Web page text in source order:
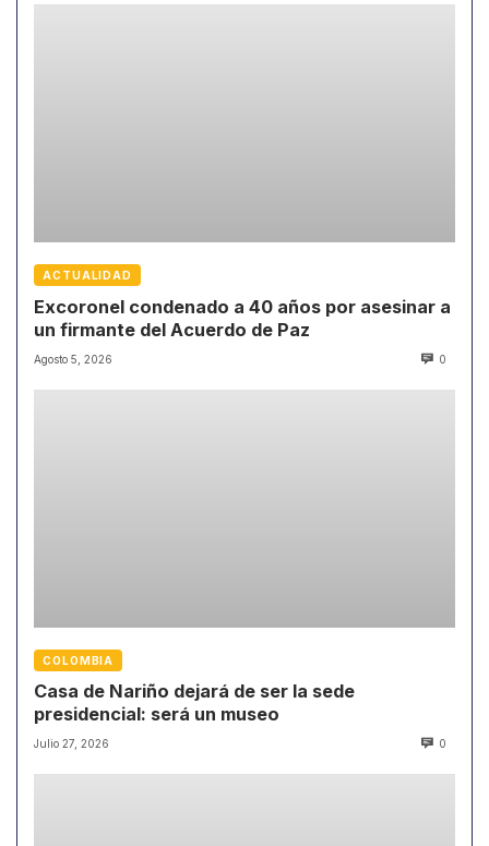
ACTUALIDAD
Excoronel condenado a 40 años por asesinar a
un firmante del Acuerdo de Paz
Agosto 5, 2026 0
COLOMBIA
Casa de Nariño dejará de ser la sede
presidencial: será un museo
Julio 27, 2026 0